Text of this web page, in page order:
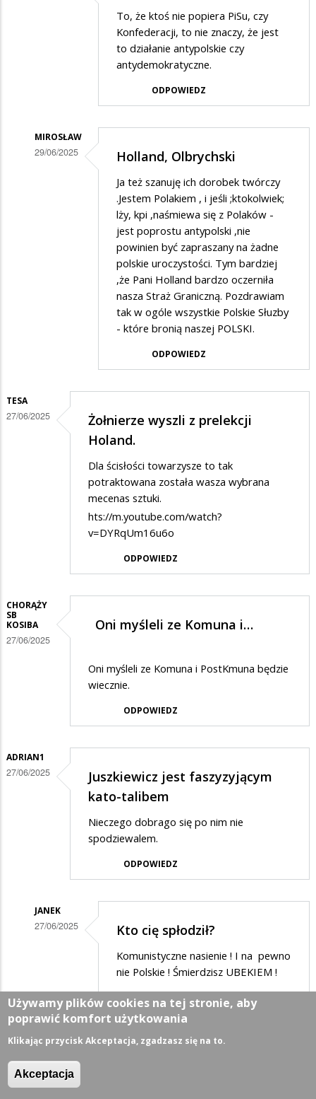
Holland,
Olbrychski
To, że ktoś nie popiera PiSu, czy
Konfederacji, to nie znaczy, że jest
to działanie antypolskie czy
antydemokratyczne.
ODPOWIEDZ
MIROSŁAW
29/06/2025 Holland, Olbrychski
Ja też szanuję ich dorobek twórczy
.Jestem Polakiem , i jeśli ;ktokolwiek;
lży, kpi ,naśmiewa się z Polaków -
jest poprostu antypolski ,nie
powinien być zapraszany na żadne
polskie uroczystości. Tym bardziej
,że Pani Holland bardzo oczerniła
nasza Straż Graniczną. Pozdrawiam
tak w ogóle wszystkie Polskie Słuzby
- które bronią naszej POLSKI.
ODPOWIEDZ
TESA
27/06/2025
Żołnierze wyszli z prelekcji
Holand.
Dla ścisłości towarzysze to tak
potraktowana została wasza wybrana
mecenas sztuki.
hts://m.youtube.com/watch?
v=DYRqUm16u6o
ODPOWIEDZ
CHORĄŻY
SB
KOSIBA
27/06/2025
Oni myśleli ze Komuna i…
Oni myśleli ze Komuna i PostKmuna będzie
wiecznie.
ODPOWIEDZ
ADRIAN1
27/06/2025
Juszkiewicz jest faszyzyjącym
kato-talibem
Nieczego dobrago się po nim nie
spodziewalem.
ODPOWIEDZ
JANEK
27/06/2025
Adrian1
w
na
Juszkiewicz
jest
Kto cię spłodził?
Komunistyczne nasienie ! I na pewno
nie Polskie ! Śmierdzisz UBEKIEM !
ODPOWIEDZ
KOMUNA
27/06/2025
Używamy plików cookies na tej stronie, aby
poprawić komfort użytkowania
Klikając przycisk Akceptacja, zgadzasz się na to.
Akceptacja